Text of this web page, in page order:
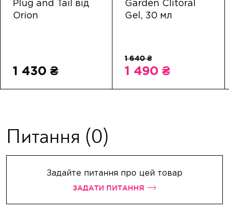
Plug and Tail від
Orion
1 430 ₴
Garden Clitoral
Gel, 30 мл
1 490 ₴
Питання (0)
Задайте питання про цей товар
ЗАДАТИ ПИТАННЯ